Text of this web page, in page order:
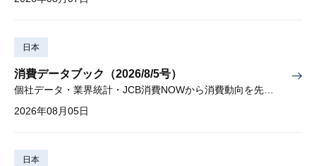
日本
消費データブック（2026/8/5号）
個社データ・業界統計・JCB消費NOWから消費動向を先取り
2026年08月05日
日本